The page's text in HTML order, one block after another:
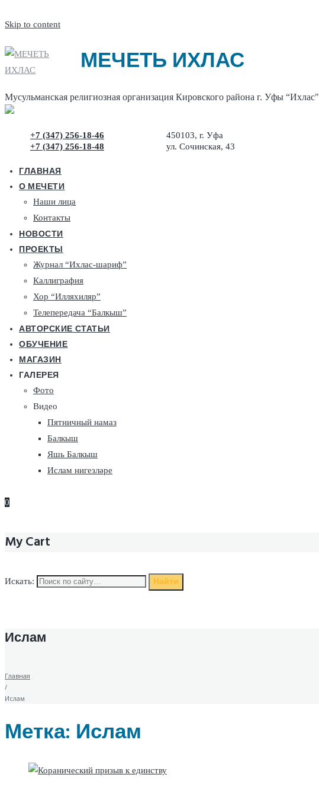
Skip to content
МЕЧЕТЬ ИХЛАС
Мусульманская религиозная организация Кировского района г. Уфы “Ихлас"
+7 (347) 256-18-46
+7 (347) 256-18-48
450103, г. Уфа
ул. Сочинская, 43
ГЛАВНАЯ
О МЕЧЕТИ
Наши лица
Контакты
НОВОСТИ
ПРОЕКТЫ
Журнал “Ихлас-шариф”
Каллиграфия
Хор “Илляхиляр”
Телепередача “Балкыш”
АВТОРСКИЕ СТАТЬИ
ОБУЧЕНИЕ
МАГАЗИН
ГАЛЕРЕЯ
Фото
Видео
Пятничный намаз
Балкыш
Яшь Балкыш
Ислам нигезләре
0
My Cart
Искать: Найти
Ислам
Главная
/
Ислам
Метка: Ислам